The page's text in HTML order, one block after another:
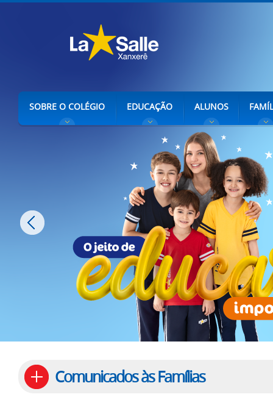
SOBRE O COLÉGIO EDUCAÇÃO ALUNOS
Comunicados às Famílias